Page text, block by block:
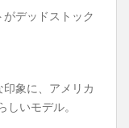
デッドストック
象に、アメリカ
いモデル。